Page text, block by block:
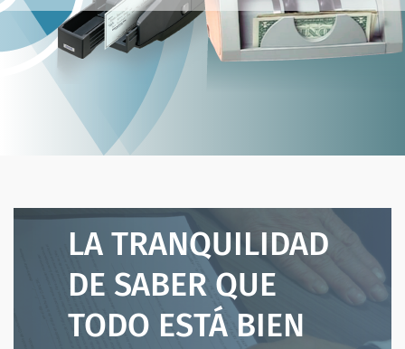
LA TRANQUILIDAD
DE SABER QUE
TODO ESTÁ BIEN